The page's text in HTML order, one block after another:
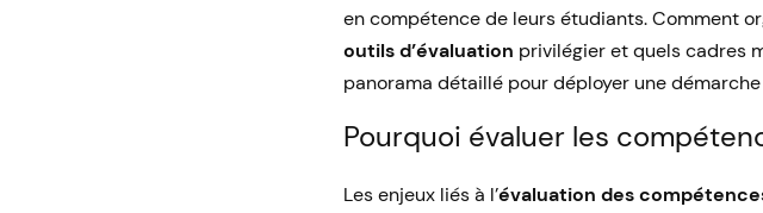
en compétence de leurs étudiants. Comment
outils d’évaluation privilégier et quels cadres
panorama détaillé pour déployer une
Pourquoi évaluer les
Les enjeux liés à l’évaluation des